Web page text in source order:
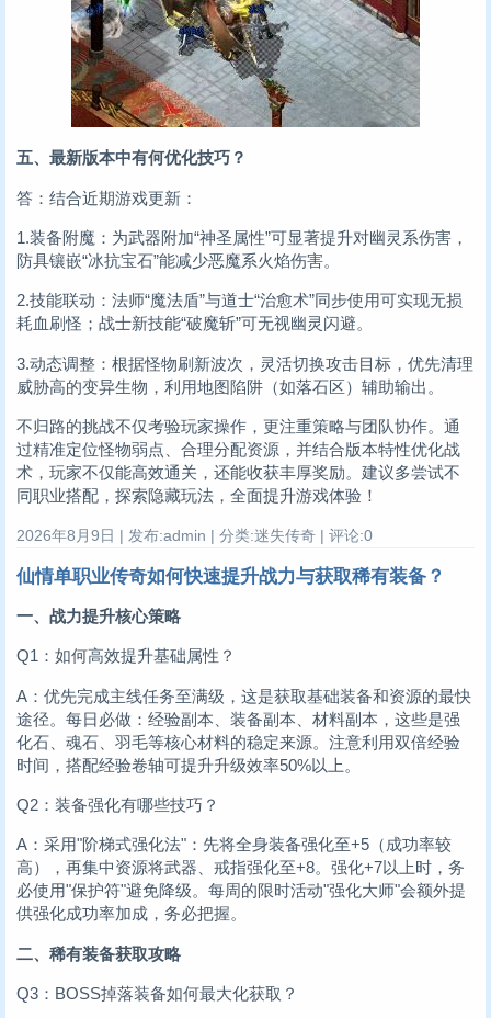
五、最新版本中有何优化技巧？
答：结合近期游戏更新：
1.装备附魔：为武器附加“神圣属性”可显著提升对幽灵系伤害，
防具镶嵌“冰抗宝石”能减少恶魔系火焰伤害。
2.技能联动：法师“魔法盾”与道士“治愈术”同步使用可实现无损
耗血刷怪；战士新技能“破魔斩”可无视幽灵闪避。
3.动态调整：根据怪物刷新波次，灵活切换攻击目标，优先清理
威胁高的变异生物，利用地图陷阱（如落石区）辅助输出。
不归路的挑战不仅考验玩家操作，更注重策略与团队协作。通
过精准定位怪物弱点、合理分配资源，并结合版本特性优化战
术，玩家不仅能高效通关，还能收获丰厚奖励。建议多尝试不
同职业搭配，探索隐藏玩法，全面提升游戏体验！
2026年8月9日 | 发布:admin | 分类:迷失传奇 | 评论:0
仙情单职业传奇如何快速提升战力与获取稀有装备？
一、战力提升核心策略
Q1：如何高效提升基础属性？
A：优先完成主线任务至满级，这是获取基础装备和资源的最快
途径。每日必做：经验副本、装备副本、材料副本，这些是强
化石、魂石、羽毛等核心材料的稳定来源。注意利用双倍经验
时间，搭配经验卷轴可提升升级效率50%以上。
Q2：装备强化有哪些技巧？
A：采用"阶梯式强化法"：先将全身装备强化至+5（成功率较
高），再集中资源将武器、戒指强化至+8。强化+7以上时，务
必使用"保护符"避免降级。每周的限时活动"强化大师"会额外提
供强化成功率加成，务必把握。
二、稀有装备获取攻略
Q3：BOSS掉落装备如何最大化获取？